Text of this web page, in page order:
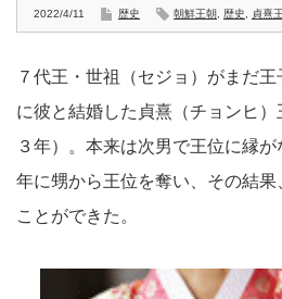
2022/4/11 歴史 朝鮮王朝 歴史 貞熹
７代王・世祖（セジョ）がまだ
に彼と結婚した貞熹（チョンヒ
３年）。本来は次男で王位に縁
年に甥から王位を奪い、その結
ことができた。